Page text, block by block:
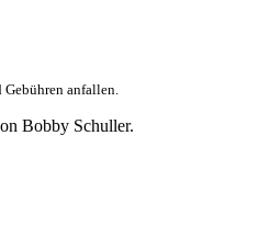
anfallen.
Bobby Schuller.